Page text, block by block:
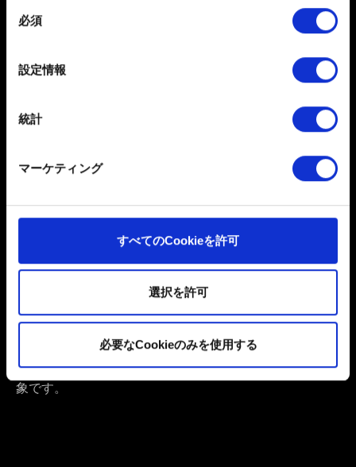
特定の特性（フィンガープリント）を積極的にス
詳細セクション
で個人データの処理方法と設定を行って
ください。「Cookie宣言」からいつでも同意を変更また
だくために必要なものです。その他のCookieは、ウェブ
サイトの品質向上のために、オプションとして技術的お
た、ソーシャルメディア上などでお客様が興味を持ちそ
うなコンテンツをお届けするために、一部のCookieをパ
これらのオプションが有効になることはありません。
Cookieの使用およびパフォーマンスの変更点に関する詳
細は、下記の「設定」メニューでご確認ください。
必須
設定情報
統計
マーケティング
すべてのCookieを許可
選択を許可
必要なCookieのみを使用する
地域制限のないバージョンのゲームで作成されたセーブ
ファイルは、別の地域のバージョンで読み込むことがで
地域制限のあるバージョンのゲームで作成されたセーブ
ファイルは、同じ地域のバージョンでしか読み込むこと
ができません。
転送されたセーブファイルを読み込めますか？
ァイルを、地域制限のないバージョンに転送して上書き
した場合、そのファイルは地域制限のあるバージョンで
の互換性を失い、使用できなくなります。
* サウジアラビア、アラブ首長国連邦、バーレーン、ク
ウェート、オマーン、カタール、エジプト、レバノン、
ヨルダン、および日本で販売される製品は地域制限の対
象です。